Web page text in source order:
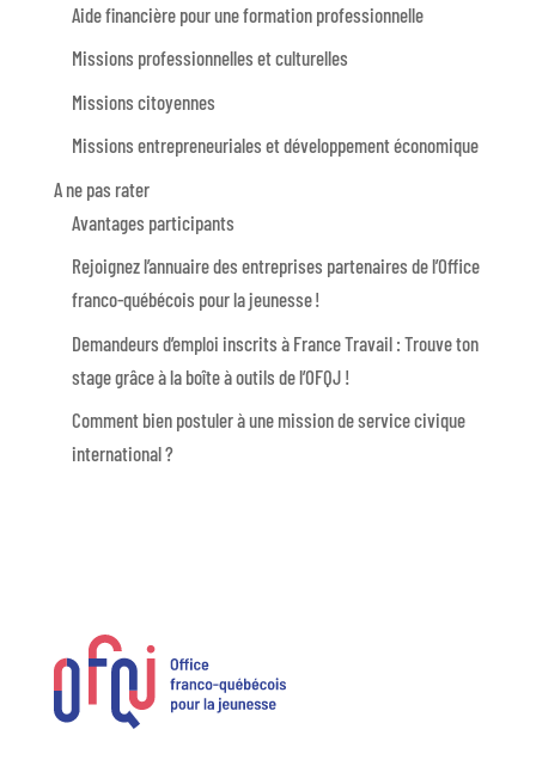
Aide financière pour une formation professionnelle
Missions professionnelles et culturelles
Missions citoyennes
Missions entrepreneuriales et développement économique
A ne pas rater
Avantages participants
Rejoignez l’annuaire des entreprises partenaires de l’Office
franco-québécois pour la jeunesse !
Demandeurs d’emploi inscrits à France Travail : Trouve ton
stage grâce à la boîte à outils de l’OFQJ !
Comment bien postuler à une mission de service civique
international ?